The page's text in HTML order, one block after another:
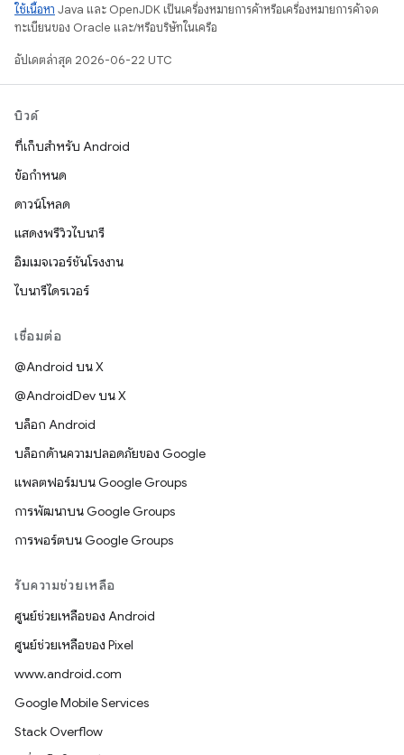
ใช้เนื้อหา Java และ OpenJDK เป็นเครื่องหมายการค้าหรือเครื่องหมายการค้าจด
ทะเบียนของ Oracle และ/หรือบริษัทในเครือ
อัปเดตล่าสุด 2026-06-22 UTC
บิวด์
ที่เก็บสำหรับ Android
ข้อกำหนด
ดาวน์โหลด
แสดงพรีวิวไบนารี
อิมเมจเวอร์ชันโรงงาน
ไบนารีไดรเวอร์
เชื่อมต่อ
@Android บน X
@AndroidDev บน X
บล็อก Android
บล็อกด้านความปลอดภัยของ Google
แพลตฟอร์มบน Google Groups
การพัฒนาบน Google Groups
การพอร์ตบน Google Groups
รับความช่วยเหลือ
ศูนย์ช่วยเหลือของ Android
ศูนย์ช่วยเหลือของ Pixel
www.android.com
Google Mobile Services
Stack Overflow